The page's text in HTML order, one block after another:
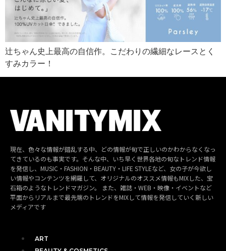
辻ちゃん史上最高の自信作。こだわりの繊細なレースとく
すみカラー！
現在、色々な情報が錯乱する中、どの情報が旬で正しいのかわからなくなっ
てきているのも事実です。そんな中、いち早く世界各地の旬なトレンド情報
を発信し、MUSIC・FASHION・BEAUTY・LIFE STYLEなど、女の子が今欲し
い情報やコンテンツを網羅して、オリジナルのオススメ情報もMIXした、宝
石箱のようなトレンドマガジン。 また、雑誌・WEB・映像・イベントなど
平面からリアルまで最先端のトレンドをMIXして情報を発信していく新しい
メディアです
ART